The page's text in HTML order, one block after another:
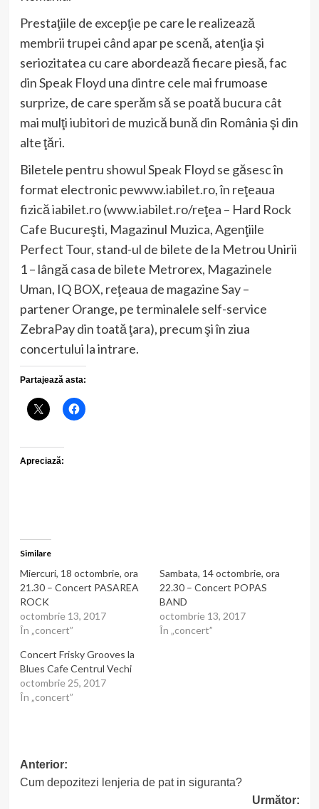
Prestaţiile de excepţie pe care le realizează
membrii trupei când apar pe scenă, atenţia şi
seriozitatea cu care abordează fiecare piesă, fac
din Speak Floyd una dintre cele mai frumoase
surprize, de care sperăm să se poată bucura cât
mai mulţi iubitori de muzică bună din România şi din
alte ţări.
Biletele pentru showul Speak Floyd se găsesc în
format electronic pewww.iabilet.ro, în reţeaua
fizică iabilet.ro (www.iabilet.ro/reţea – Hard Rock
Cafe Bucureşti, Magazinul Muzica, Agenţiile
Perfect Tour, stand-ul de bilete de la Metrou Unirii
1 – lângă casa de bilete Metrorex, Magazinele
Uman, IQ BOX, reţeaua de magazine Say –
partener Orange, pe terminalele self-service
ZebraPay din toată ţara), precum şi în ziua
concertului la intrare.
Partajează asta:
Apreciază:
Similare
Miercuri, 18 octombrie, ora
21.30 – Concert PASAREA
ROCK
octombrie 13, 2017
În „concert”
Sambata, 14 octombrie, ora
22.30 – Concert POPAS
BAND
octombrie 13, 2017
În „concert”
Concert Frisky Grooves la
Blues Cafe Centrul Vechi
octombrie 25, 2017
În „concert”
Post
navigation
Anterior:
Cum depozitezi lenjeria de pat in siguranta?
Următor: